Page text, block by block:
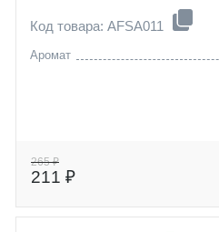
Код товара: AFSA011
Аромат
265 ₽
211 ₽